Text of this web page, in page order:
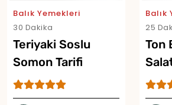
Balık Yemekleri
30 Dakika
Teriyaki Soslu
Somon Tarifi
Balık
25
Ton
Tarifi